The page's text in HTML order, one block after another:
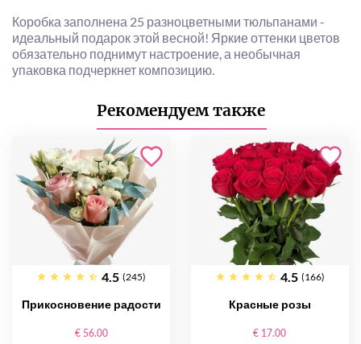
Коробка заполнена 25 разноцветными тюльпанами -
идеальный подарок этой весной! Яркие оттенки цветов
обязательно поднимут настроение, а необычная
упаковка подчеркнет композицию.
Рекомендуем также
4.5 (245)
Прикосновение радости
€ 56.00
4.5 (166)
Красные розы
€ 17.00